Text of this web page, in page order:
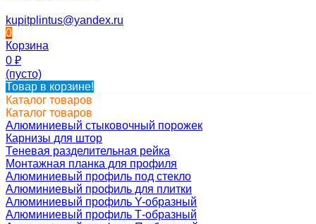
kupitplintus@yandex.ru
0
Корзина
0 ₽
(пусто)
Товар в корзине!
Каталог товаров
Каталог товаров
Алюминиевый стыковочный порожек
Карнизы для штор
Теневая разделительная рейка
Монтажная планка для профиля
Алюминиевый профиль под стекло
Алюминиевый профиль для плитки
Алюминиевый профиль Y-образный
Алюминиевый профиль Т-образный